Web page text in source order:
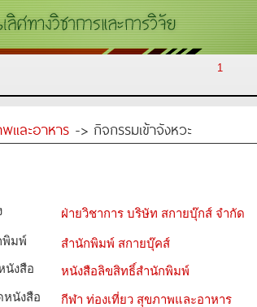
1
และอาหาร -> กิจกรรมเข้าจังหวะ
ฝ่ายวิชาการ บริษัท สกายบุ๊กส์ จำกัด
พิมพ์
สำนักพิมพ์ สกายบุ๊คส์
นังสือ­
หนังสือลิขสิทธิ์สำนักพิมพ์
หนังสือ­
กีฬา ท่องเที่ยว สุขภาพและอาหาร